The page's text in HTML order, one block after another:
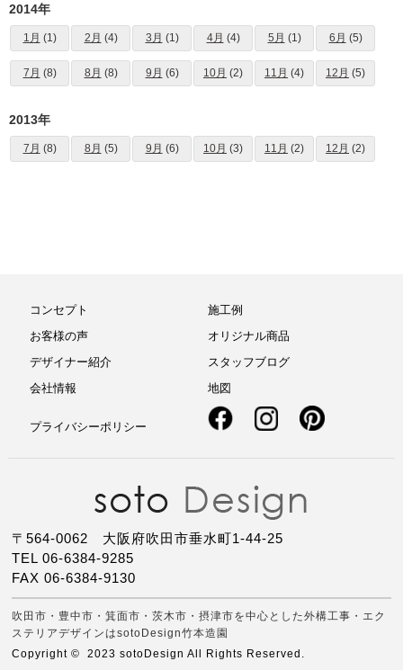
2014年
1月 (1) 2月 (4) 3月 (1) 4月 (4) 5月 (1) 6月 (5)
7月 (8) 8月 (8) 9月 (6) 10月 (2) 11月 (4) 12月 (5)
2013年
7月 (8) 8月 (5) 9月 (6) 10月 (3) 11月 (2) 12月 (2)
コンセプト
施工例
お客様の声
オリジナル商品
デザイナー紹介
スタッフブログ
会社情報
地図
プライバシーポリシー
〒564-0062 大阪府吹田市垂水町1-44-25
TEL 06-6384-9285
FAX 06-6384-9130
吹田市・豊中市・箕面市・茨木市・摂津市を中心とした外構工事・エク
ステリアデザインはsotoDesign竹本造園
Copyright © 2023 sotoDesign All Rights Reserved.